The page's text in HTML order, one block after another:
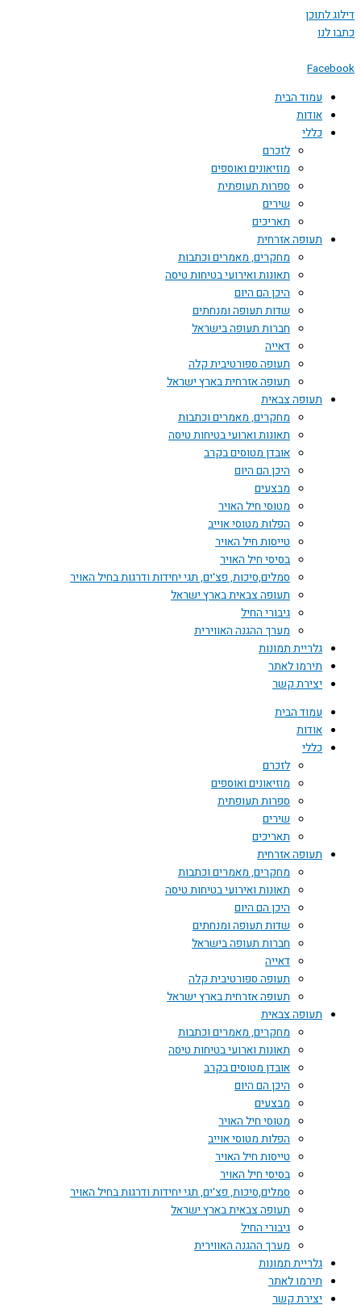
לתוכן
לנו
עמוד הבית
אודות
כללי
לזכרם
מוזיאונים ואוספים
ספרות תעופתית
שירים
תאריכים
תעופה אזרחית
מחקרים, מאמרים וכתבות
תאונות ואירועי בטיחות טיסה
היכן הם היום
שדות תעופה ומנחתים
חברות תעופה בישראל
דאייה
תעופה ספורטיבית קלה
תעופה אזרחית בארץ ישראל
תעופה צבאית
מחקרים, מאמרים וכתבות
תאונות וארועי בטיחות טיסה
אובדן מטוסים בקרב
היכן הם היום
מבצעים
מטוסי חיל האויר
הפלות מטוסי אוייב
טייסות חיל האויר
בסיסי חיל האויר
סמלים,סיכות, פצ'ים, תגי יחידות ודרגות בחיל האויר
תעופה צבאית בארץ ישראל
גיבורי החיל
מערך ההגנה האווירית
גלריית תמונות
תירמו לאתר
יצירת קשר
עמוד הבית
אודות
כללי
לזכרם
מוזיאונים ואוספים
ספרות תעופתית
שירים
תאריכים
תעופה אזרחית
מחקרים, מאמרים וכתבות
תאונות ואירועי בטיחות טיסה
היכן הם היום
שדות תעופה ומנחתים
חברות תעופה בישראל
דאייה
תעופה ספורטיבית קלה
תעופה אזרחית בארץ ישראל
תעופה צבאית
מחקרים, מאמרים וכתבות
תאונות וארועי בטיחות טיסה
אובדן מטוסים בקרב
היכן הם היום
מבצעים
מטוסי חיל האויר
הפלות מטוסי אוייב
טייסות חיל האויר
בסיסי חיל האויר
סמלים,סיכות, פצ'ים, תגי יחידות ודרגות בחיל האויר
תעופה צבאית בארץ ישראל
גיבורי החיל
מערך ההגנה האווירית
גלריית תמונות
תירמו לאתר
יצירת קשר